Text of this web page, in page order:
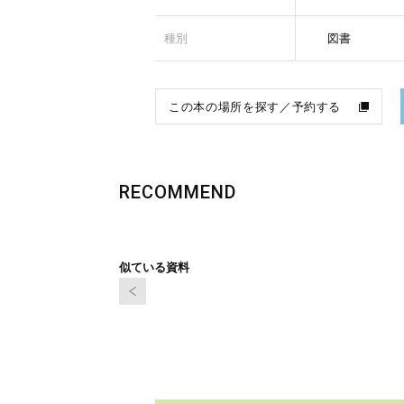
種別 図書
この本の場所を探す／予約する
RECOMMEND
似ている資料